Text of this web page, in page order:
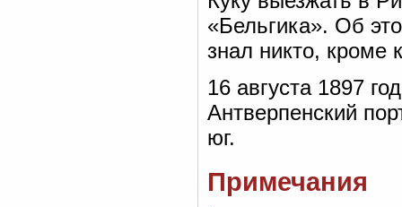
«Бельгика». Об
знал никто, кроме
16 августа 1897
Антверпенский
юг.
Примечания